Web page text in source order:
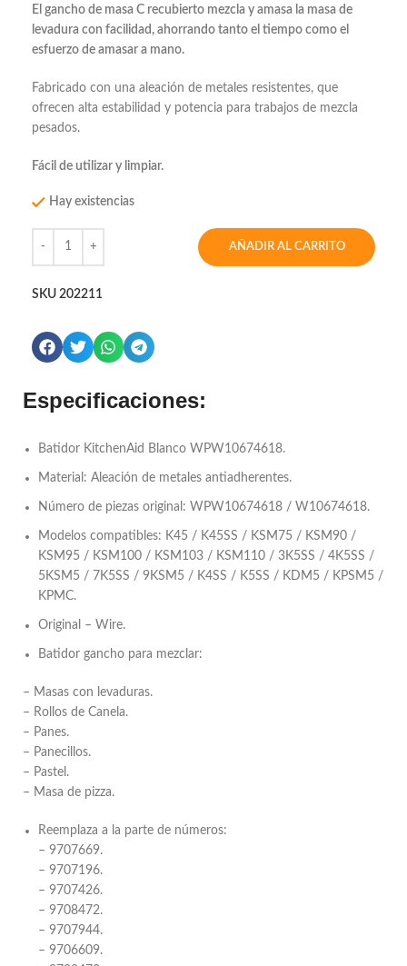
El gancho de masa C recubierto mezcla y amasa la masa de
levadura con facilidad, ahorrando tanto el tiempo como el
esfuerzo de amasar a mano.
Fabricado con una aleación de metales resistentes, que
ofrecen alta estabilidad y potencia para trabajos de mezcla
pesados.
Fácil de utilizar y limpiar.
Hay existencias
AÑADIR AL CARRITO
SKU 202211
Especificaciones:
Batidor KitchenAid Blanco WPW10674618.
Material: Aleación de metales antiadherentes.
Número de piezas original: WPW10674618 / W10674618.
Modelos compatibles: K45 / K45SS / KSM75 / KSM90 /
KSM95 / KSM100 / KSM103 / KSM110 / 3K5SS / 4K5SS /
5KSM5 / 7K5SS / 9KSM5 / K4SS / K5SS / KDM5 / KPSM5 /
KPMC.
Original – Wire.
Batidor gancho para mezclar:
– Masas con levaduras.
– Rollos de Canela.
– Panes.
– Panecillos.
– Pastel.
– Masa de pizza.
Reemplaza a la parte de números:
– 9707669.
– 9707196.
– 9707426.
– 9708472.
– 9707944.
– 9706609.